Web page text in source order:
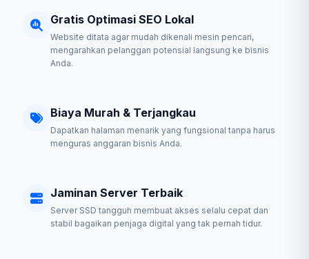
Gratis Optimasi SEO Lokal
Website ditata agar mudah dikenali mesin pencari,
mengarahkan pelanggan potensial langsung ke bisnis
Anda.
Biaya Murah & Terjangkau
Dapatkan halaman menarik yang fungsional tanpa harus
menguras anggaran bisnis Anda.
Jaminan Server Terbaik
Server SSD tangguh membuat akses selalu cepat dan
stabil bagaikan penjaga digital yang tak pernah tidur.